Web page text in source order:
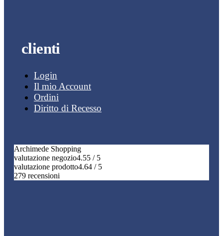
clienti
Login
Il mio Account
Ordini
Diritto di Recesso
Archimede Shopping
valutazione negozio4.55 / 5
valutazione prodotto4.64 / 5
279 recensioni